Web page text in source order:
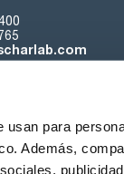
para
Además,